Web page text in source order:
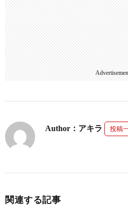
Author：アキラ 投稿
関連する記事